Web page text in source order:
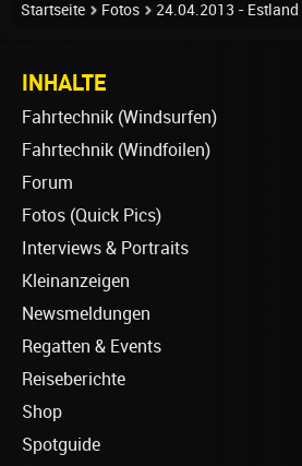
Startseite Fotos 24.04.2013 - Estland
INHALTE
Fahrtechnik (Windsurfen)
Fahrtechnik (Windfoilen)
Forum
Fotos (Quick Pics)
Interviews & Portraits
Kleinanzeigen
Newsmeldungen
Regatten & Events
Reiseberichte
Shop
Spotguide